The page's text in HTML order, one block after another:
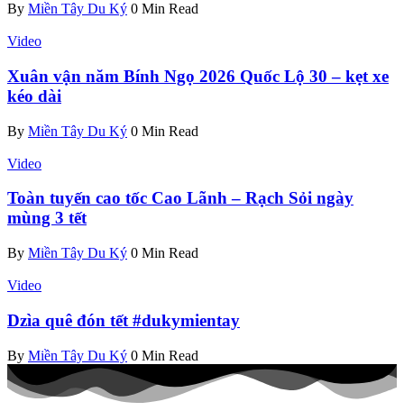
By Miền Tây Du Ký 0 Min Read
Video
Xuân vận năm Bính Ngọ 2026 Quốc Lộ 30 – kẹt xe
kéo dài
By Miền Tây Du Ký 0 Min Read
Video
Toàn tuyến cao tốc Cao Lãnh – Rạch Sỏi ngày
mùng 3 tết
By Miền Tây Du Ký 0 Min Read
Video
Dzìa quê đón tết #dukymientay
By Miền Tây Du Ký 0 Min Read